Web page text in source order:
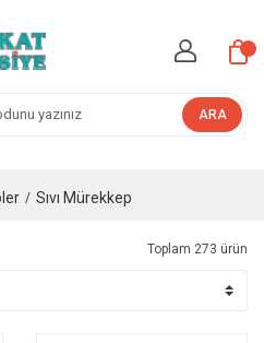
ARA
Sıvı Mürekkep
Toplam 273 ürün